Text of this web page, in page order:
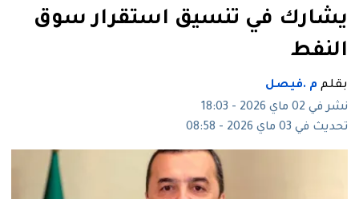
يشارك في تنسيق استقرار سوق
النفط
بقلم م .فيصل
نشر في 02 ماي 2026 - 18:03
تحديث في 03 ماي 2026 - 08:58